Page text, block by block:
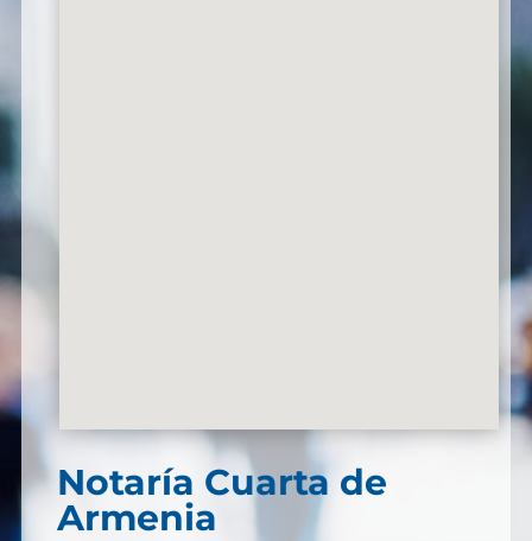
Notaría Cuarta de
Armenia